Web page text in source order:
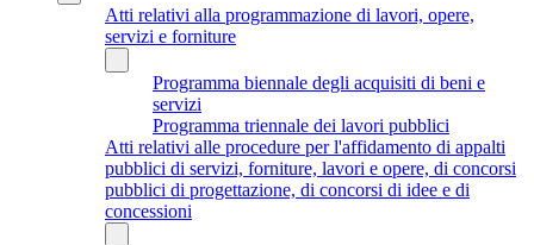
Atti relativi alla programmazione di lavori, opere,
servizi e forniture
Programma biennale degli acquisiti di beni e
servizi
Programma triennale dei lavori pubblici
Atti relativi alle procedure per l'affidamento di appalti
pubblici di servizi, forniture, lavori e opere, di concorsi
pubblici di progettazione, di concorsi di idee e di
concessioni